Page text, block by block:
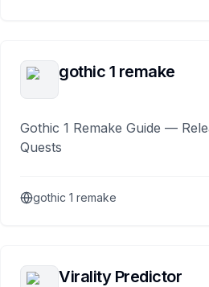
gothic 1 remake
Gothic 1 Remake Guide —
Quests
gothic 1 remake
Virality Predictor